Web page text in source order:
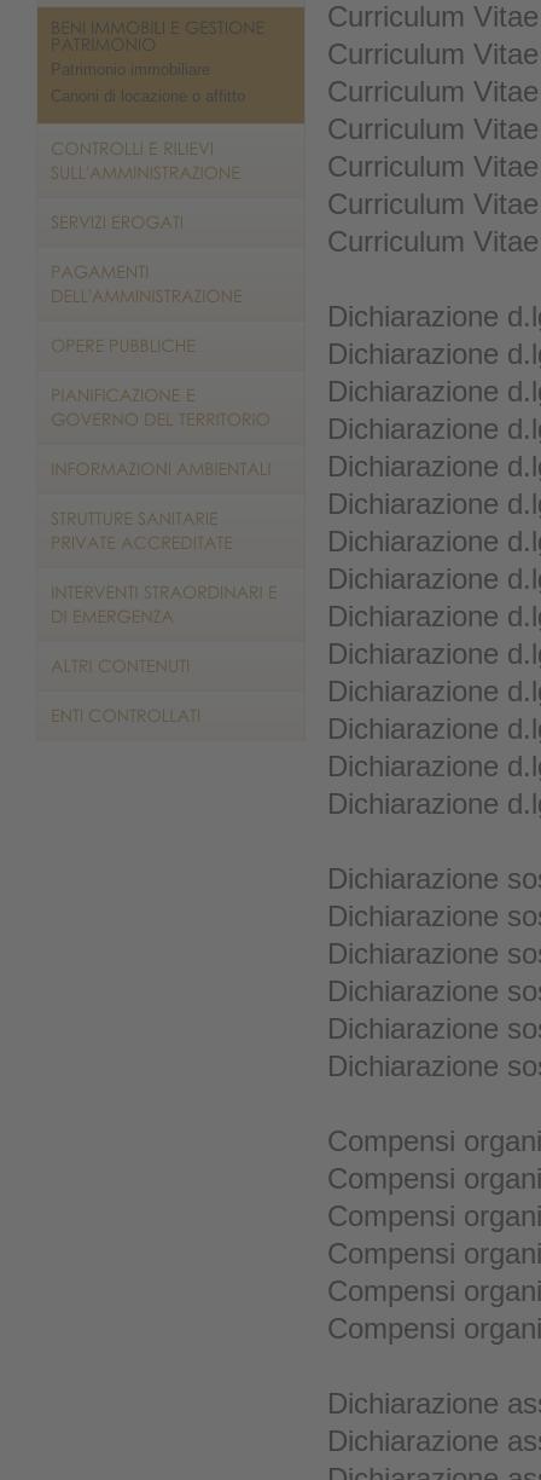
Patrimonio immobiliare
Canoni di locazione o affitto
Curriculum
Curriculum
Curriculum
Curriculum
Curriculum
Curriculum
Curriculum
Dichiarazione
Dichiarazione
Dichiarazione
Dichiarazione
Dichiarazione
Dichiarazione
Dichiarazione
Dichiarazione
Dichiarazione
Dichiarazione
Dichiarazione
Dichiarazione
Dichiarazione
Dichiarazione
Dichiarazione
Dichiarazione
Dichiarazione
Dichiarazione
Dichiarazione
Dichiarazione
Compensi
Compensi
Compensi
Compensi
Compensi
Compensi
Dichiarazione
Dichiarazione